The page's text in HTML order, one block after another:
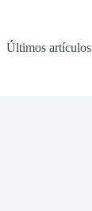
Últimos artículos